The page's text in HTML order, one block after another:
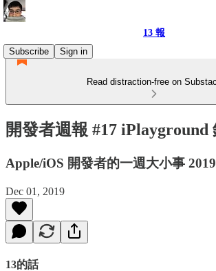
13 報
Subscribe
Sign in
Read distraction-free on
開發者週報 #17 iPlayground
Apple/iOS 開發者的一週大小事
Dec 01, 2019
13的話